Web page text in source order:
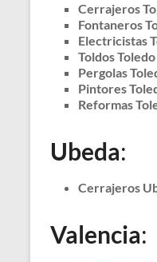
Cerrajeros
Fontaneros
Electricistas
Toldos Toledo
Pergolas
Pintores
Reformas
Ubeda:
Cerrajeros
Valencia: